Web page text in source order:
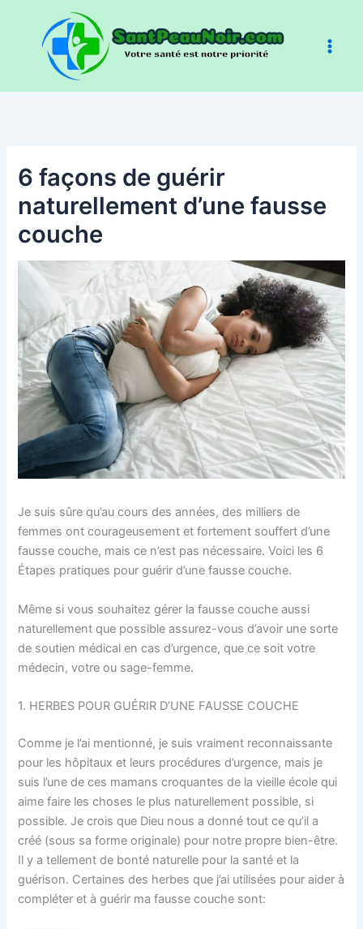
contenu
6 façons de guérir
naturellement d’une fausse
couche
Je suis sûre qu’au cours des années, des milliers de
femmes ont courageusement et fortement souffert d’une
fausse couche, mais ce n’est pas nécessaire. Voici les 6
Étapes pratiques pour guérir d’une fausse couche.
Même si vous souhaitez gérer la fausse couche aussi
naturellement que possible assurez-vous d’avoir une sorte
de soutien médical en cas d’urgence, que ce soit votre
médecin, votre ou sage-femme.
1. HERBES POUR GUÉRIR D’UNE FAUSSE COUCHE
Comme je l’ai mentionné, je suis vraiment reconnaissante
pour les hôpitaux et leurs procédures d’urgence, mais je
suis l’une de ces mamans croquantes de la vieille école qui
aime faire les choses le plus naturellement possible, si
possible. Je crois que Dieu nous a donné tout ce qu’il a
créé (sous sa forme originale) pour notre propre bien-être.
Il y a tellement de bonté naturelle pour la santé et la
guérison. Certaines des herbes que j’ai utilisées pour aider à
compléter et à guérir ma fausse couche sont: